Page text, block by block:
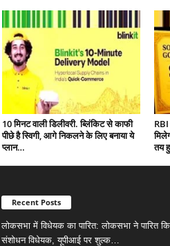
10 मिनट वाली डिलीवरी. ब्लिंकिट से काफी
पीछे है स्विगी, आगे निकलने के लिए बनाया ये
प्लान…
RBI
तय
Recent Posts
लोकसभा में विधेयक का पारित: लोकसभा ने पारित
संशोधन विधेयक, यूपीआई पर शुल्क…